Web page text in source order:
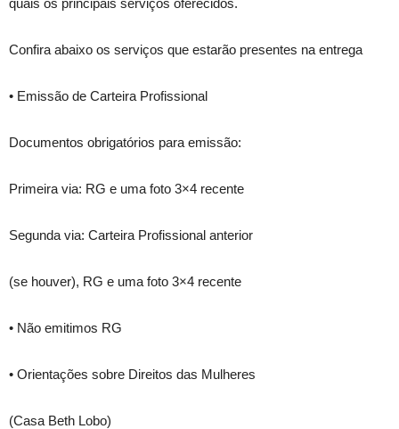
Confira abaixo os serviços que estarão presentes na entrega
• Emissão de Carteira Profissional
Documentos obrigatórios para emissão:
Primeira via: RG e uma foto 3×4 recente
Segunda via: Carteira Profissional anterior
(se houver), RG e uma foto 3×4 recente
• Não emitimos RG
• Orientações sobre Direitos das Mulheres
(Casa Beth Lobo)